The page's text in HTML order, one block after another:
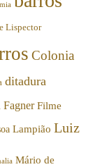
Lispector
Colonia
ditadura
Fagner Filme
Lampião Luiz
Mário de